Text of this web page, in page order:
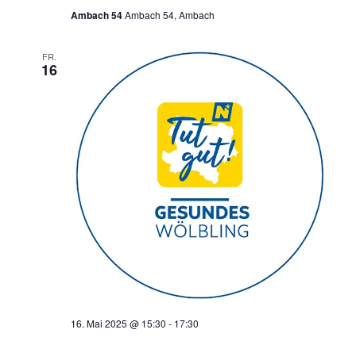
Ambach 54Ambach 54, Ambach
FR.
16
16. Mai 2025 @ 15:30 - 17:30